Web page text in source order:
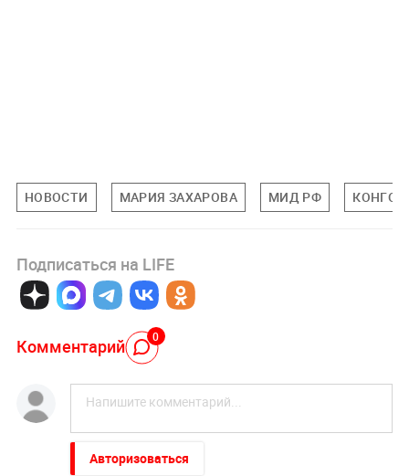
НОВОСТИ МАРИЯ ЗАХАРОВА МИД РФ КОНГО
Подписаться на LIFE
Комментарий 0
Авторизоваться